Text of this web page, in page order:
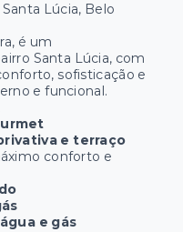
Lúcia, Belo
é um
Santa Lúcia, com
sofisticação e
e funcional.
e terraço
conforto e
e gás